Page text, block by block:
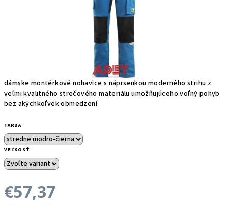
dámske montérkové nohavice s náprsenkou moderného strihu z
veľmi kvalitného strečového materiálu umožňujúceho voľný pohyb
bez akýchkoľvek obmedzení
FARBA
VEĽKOSŤ
€57,37